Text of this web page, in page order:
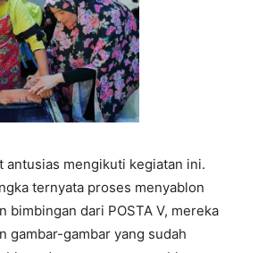
antusias mengikuti kegiatan ini.
ternyata proses menyablon
bimbingan dari POSTA V, mereka
gambar-gambar yang sudah